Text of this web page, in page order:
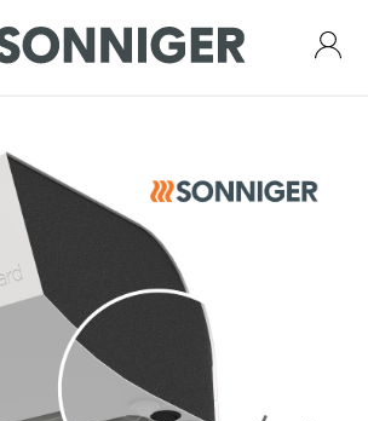
Kurtyny powietrzne